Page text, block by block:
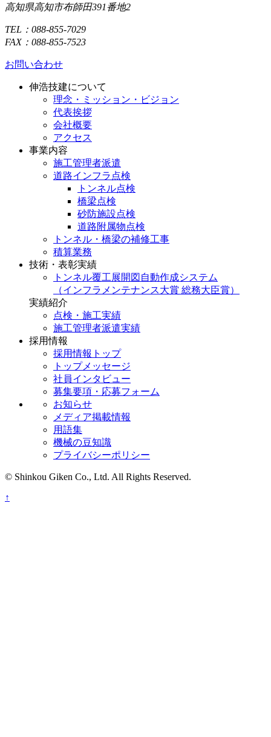
高知県高知市布師田391番地2
TEL：088-855-7029
FAX：088-855-7523
お問い合わせ
伸浩技建について
理念・ミッション・ビジョン
代表挨拶
会社概要
アクセス
事業内容
施工管理者派遣
道路インフラ点検
トンネル点検
橋梁点検
砂防施設点検
道路附属物点検
トンネル・橋梁の補修工事
積算業務
技術・表彰実績
トンネル覆工展開図自動作成システム
（インフラメンテナンス大賞 総務大臣賞）
実績紹介
点検・施工実績
施工管理者派遣実績
採用情報
採用情報トップ
トップメッセージ
社員インタビュー
募集要項・応募フォーム
お知らせ
メディア掲載情報
用語集
機械の豆知識
プライバシーポリシー
© Shinkou Giken Co., Ltd. All Rights Reserved.
↑